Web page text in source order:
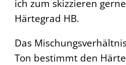
ich zum skizzieren
Härtegrad HB.
Das
Ton bestimmt den